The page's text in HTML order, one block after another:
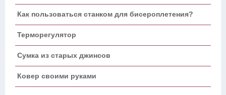
Как пользоваться станком для бисероплетения?
Терморегулятор
Сумка из старых джинсов
Ковер своими руками